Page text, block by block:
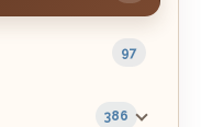
97
386